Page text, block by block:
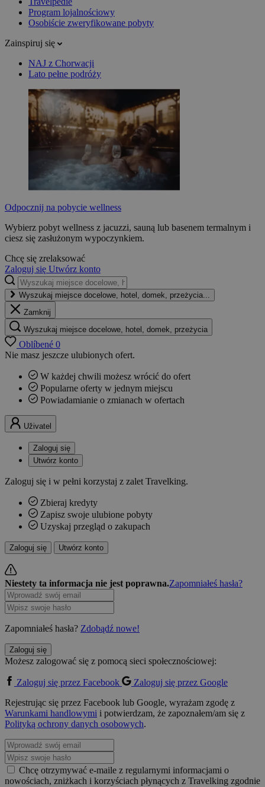
Program lojalnościowy
Osobiście zweryfikowane pobyty
Zainspiruj się
NAJ z Chorwacji
Lato pełne podróży
Odpocznij na pobycie wellness
Wybierz pobyt wellness z jacuzzi, sauną lub basenem termalnym i
ciesz się zasłużonym wypoczynkiem.
Chcę się zrelaksować
Zaloguj się Utwórz konto
Wyszukaj miejsce docelowe, hotel, domek, przeżycia...
Zamknij
Wyszukaj miejsce docelowe, hotel, domek, przeżycia
Oblíbené 0
Nie masz jeszcze ulubionych ofert.
W każdej chwili możesz wrócić do ofert
Popularne oferty w jednym miejscu
Powiadamianie o zmianach w ofertach
Uživatel
Zaloguj się
Utwórz konto
Zaloguj się i w pełni korzystaj z zalet Travelking.
Zbieraj kredyty
Zapisz swoje ulubione pobyty
Uzyskaj przegląd o zakupach
Zaloguj się Utwórz konto
Niestety ta informacja nie jest poprawna.Zapomniałeś hasła?
Zapomniałeś hasła? Zdobądź nowe!
Zaloguj się
Możesz zalogować się z pomocą sieci społecznościowej:
Zaloguj się przez Facebook
Zaloguj się przez Google
Rejestrując się przez Facebook lub Google, wyrażam zgodę z
Warunkami handlowymi i potwierdzam, że zapoznałem/am się z
Polityką ochrony danych osobowych.
Chcę otrzymywać e-maile z regularnymi informacjami o
nowościach, zniżkach i korzyściach płynących z Travelking zgodnie